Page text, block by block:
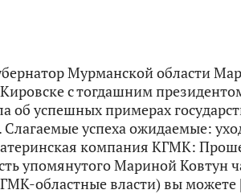
Мурманской области
с тогдашним
успешных примерах
Слагаемые успеха ожидаемые:
компания КГМК:
упомянутого Мариной Ковтун
областные власти) вы